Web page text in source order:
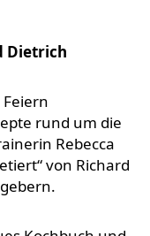
Dietrich
rund um die
Rebecca
von Richard